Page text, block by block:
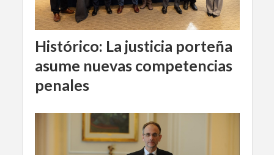
Histórico: La justicia porteña
asume nuevas competencias
penales